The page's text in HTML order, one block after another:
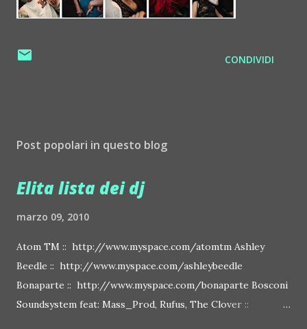
CONDIVIDI
Post popolari in questo blog
Elita lista dei dj
marzo 09, 2010
Atom TM :: http://www.myspace.com/atomtm Ashley
Beedle :: http://www.myspace.com/ashleybeedle
Bonaparte :: http://www.myspace.com/bonaparte Bosconi
Soundsystem feat: Mass_Prod, Rufus, The Clover ::